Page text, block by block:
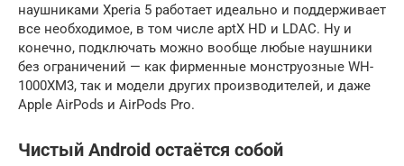
наушниками Xperia 5 работает идеально и поддерживает
все необходимое, в том числе aptX HD и LDAC. Ну и
конечно, подключать можно вообще любые наушники
без ограничений — как фирменные монструозные WH-
1000XM3, так и модели других производителей, и даже
Apple AirPods и AirPods Pro.
Чистый Android остаётся собой